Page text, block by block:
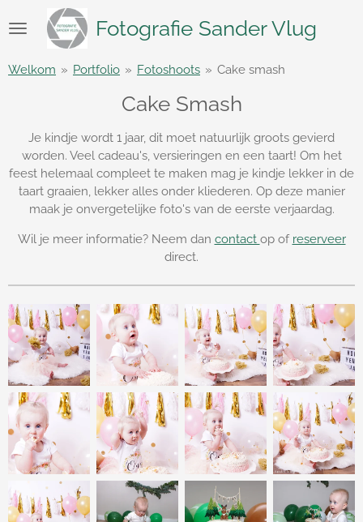
direct
de
Fotografie Sander Vlug
Welkom » Portfolio » Fotoshoots » Cake smash
Cake Smash
Je kindje wordt 1 jaar, dit moet natuurlijk groots gevierd
worden. Veel cadeau's, versieringen en een taart! Om het
feest helemaal compleet te maken mag je kindje lekker in de
taart graaien, lekker alles onder kliederen. Op deze manier
maak je onvergetelijke foto's van de eerste verjaardag.
Wil je meer informatie? Neem dan contact op of reserveer
direct.